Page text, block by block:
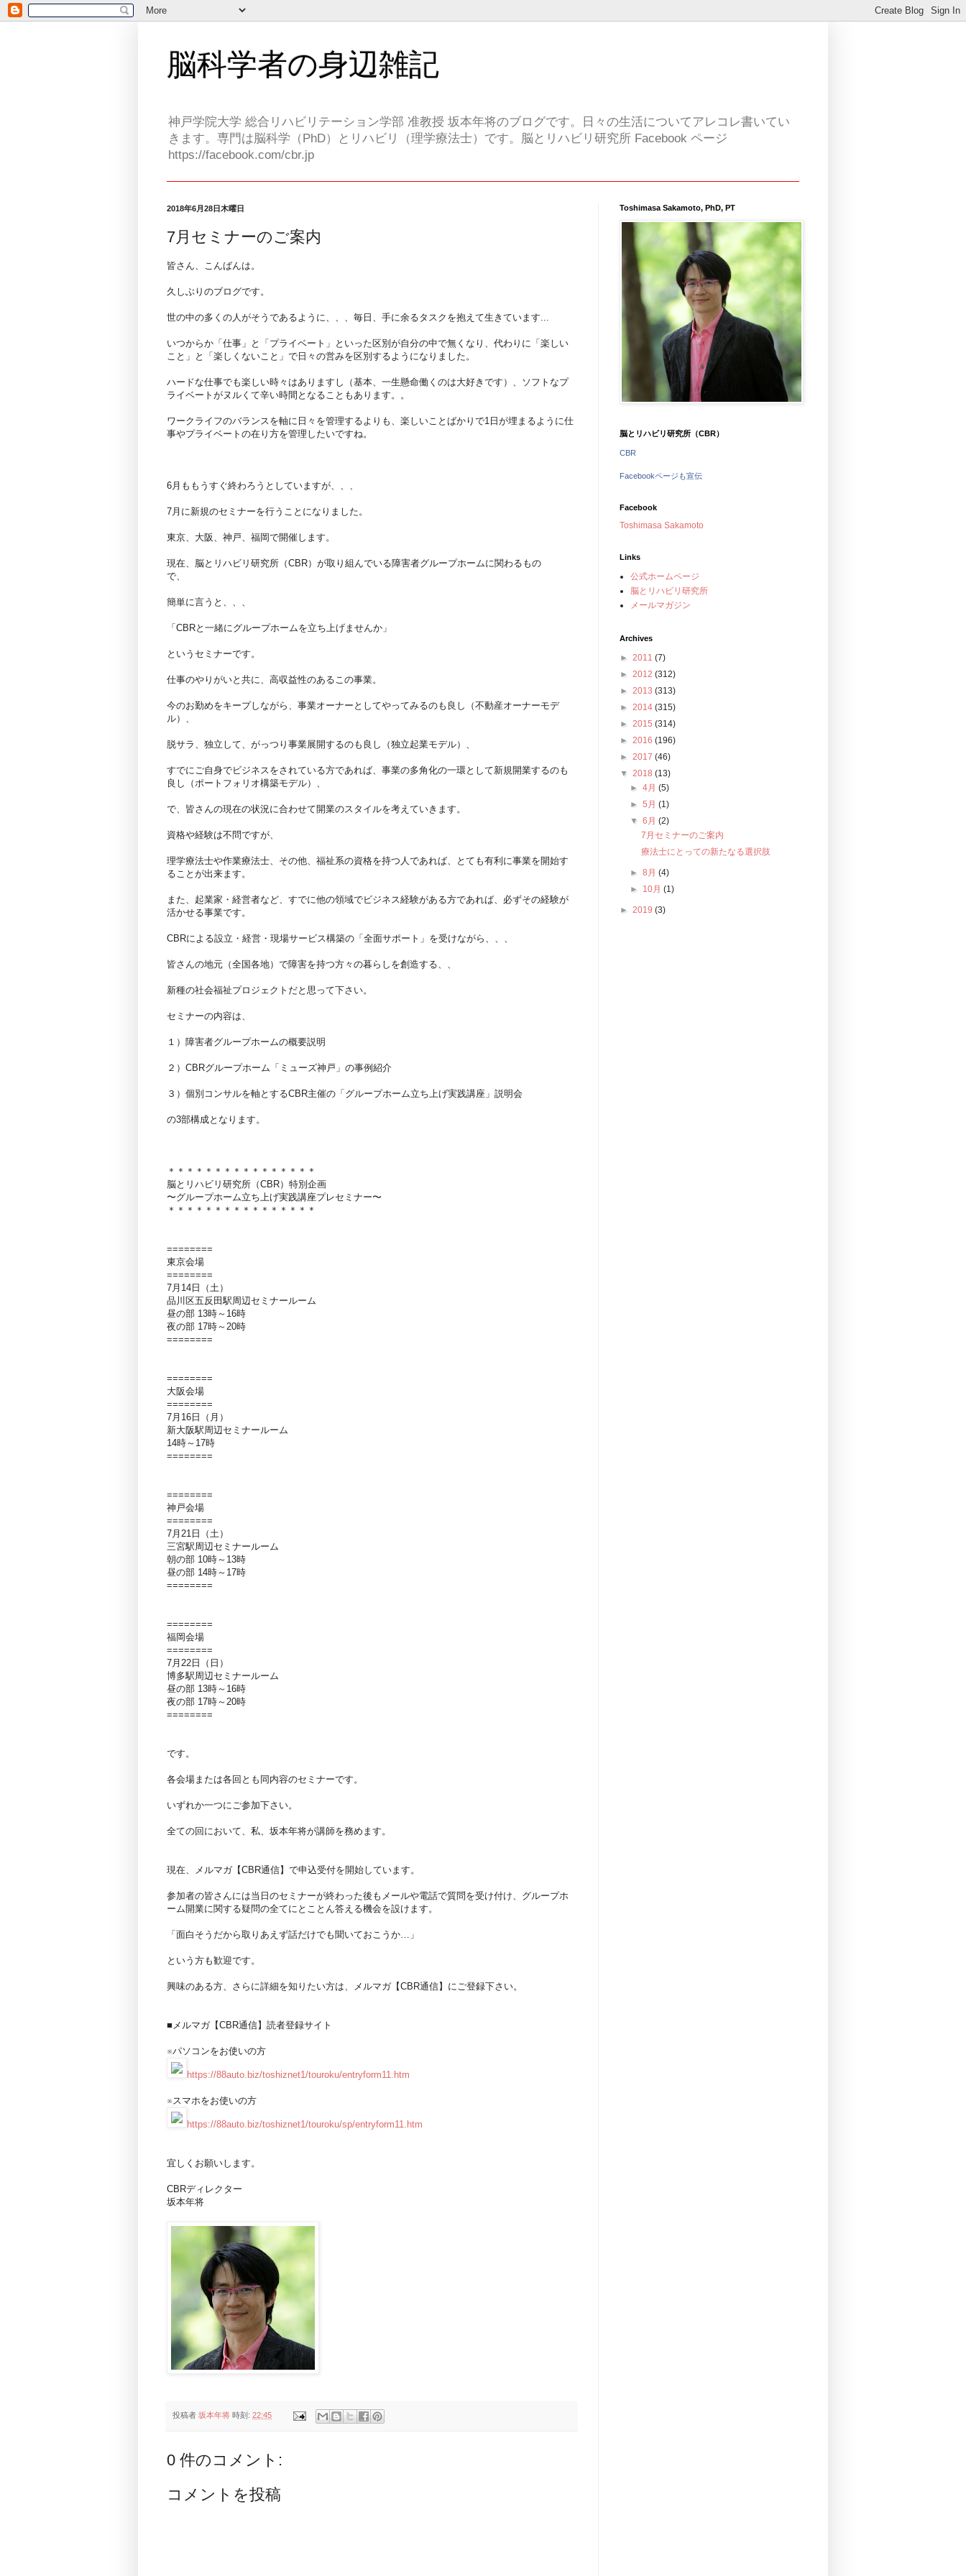
脳科学者の身辺雑記
神戸学院大学 総合リハビリテーション学部 准教授 坂本年将のブログです。日々の生活についてアレコレ書いてい
きます。専門は脳科学（PhD）とリハビリ（理学療法士）です。脳とリハビリ研究所 Facebook ページ
https://facebook.com/cbr.jp
2018年6月28日木曜日
7月セミナーのご案内
皆さん、こんばんは。
久しぶりのブログです。
世の中の多くの人がそうであるように、、、毎日、手に余るタスクを抱えて生きています...
いつからか「仕事」と「プライベート」といった区別が自分の中で無くなり、代わりに「楽しい
こと」と「楽しくないこと」で日々の営みを区別するようになりました。
ハードな仕事でも楽しい時々はありますし（基本、一生懸命働くのは大好きです）、ソフトなプ
ライベートがヌルくて辛い時間となることもあります。。
ワークライフのバランスを軸に日々を管理するよりも、楽しいことばかりで1日が埋まるように仕
事やプライベートの在り方を管理したいですね。
6月ももうすぐ終わろうとしていますが、、、
7月に新規のセミナーを行うことになりました。
東京、大阪、神戸、福岡で開催します。
現在、脳とリハビリ研究所（CBR）が取り組んでいる障害者グループホームに関わるもの
で、
簡単に言うと、、、
「CBRと一緒にグループホームを立ち上げませんか」
というセミナーです。
仕事のやりがいと共に、高収益性のあるこの事業。
今のお勤めをキープしながら、事業オーナーとしてやってみるのも良し（不動産オーナーモデ
ル）、
脱サラ、独立して、がっつり事業展開するのも良し（独立起業モデル）、
すでにご自身でビジネスをされている方であれば、事業の多角化の一環として新規開業するのも
良し（ポートフォリオ構築モデル）、
で、皆さんの現在の状況に合わせて開業のスタイルを考えていきます。
資格や経験は不問ですが、
理学療法士や作業療法士、その他、福祉系の資格を持つ人であれば、とても有利に事業を開始す
ることが出来ます。
また、起業家・経営者など、すでに他の領域でビジネス経験がある方であれば、必ずその経験が
活かせる事業です。
CBRによる設立・経営・現場サービス構築の「全面サポート」を受けながら、、、
皆さんの地元（全国各地）で障害を持つ方々の暮らしを創造する、、
新種の社会福祉プロジェクトだと思って下さい。
セミナーの内容は、
１）障害者グループホームの概要説明
２）CBRグループホーム「ミューズ神戸」の事例紹介
３）個別コンサルを軸とするCBR主催の「グループホーム立ち上げ実践講座」説明会
の3部構成となります。
＊＊＊＊＊＊＊＊＊＊＊＊＊＊＊＊
脳とリハビリ研究所（CBR）特別企画
〜グループホーム立ち上げ実践講座プレセミナー〜
＊＊＊＊＊＊＊＊＊＊＊＊＊＊＊＊
========
東京会場
========
7月14日（土）
品川区五反田駅周辺セミナールーム
昼の部 13時～16時
夜の部 17時～20時
========
========
大阪会場
========
7月16日（月）
新大阪駅周辺セミナールーム
14時～17時
========
========
神戸会場
========
7月21日（土）
三宮駅周辺セミナールーム
朝の部 10時～13時
昼の部 14時～17時
========
========
福岡会場
========
7月22日（日）
博多駅周辺セミナールーム
昼の部 13時～16時
夜の部 17時～20時
========
です。
各会場または各回とも同内容のセミナーです。
いずれか一つにご参加下さい。
全ての回において、私、坂本年将が講師を務めます。
現在、メルマガ【CBR通信】で申込受付を開始しています。
参加者の皆さんには当日のセミナーが終わった後もメールや電話で質問を受け付け、グループホ
ーム開業に関する疑問の全てにとことん答える機会を設けます。
「面白そうだから取りあえず話だけでも聞いておこうか…」
という方も歓迎です。
興味のある方、さらに詳細を知りたい方は、メルマガ【CBR通信】にご登録下さい。
■メルマガ【CBR通信】読者登録サイト
※パソコンをお使いの方
https://88auto.biz/toshiznet1/touroku/entryform11.htm
※スマホをお使いの方
https://88auto.biz/toshiznet1/touroku/sp/entryform11.htm
宜しくお願いします。
CBRディレクター
坂本年将
投稿者 坂本年将 時刻: 22:45
0 件のコメント:
コメントを投稿
Toshimasa Sakamoto, PhD, PT
脳とリハビリ研究所（CBR）
CBR
Facebookページも宣伝
Facebook
Toshimasa Sakamoto
Links
公式ホームページ
脳とリハビリ研究所
メールマガジン
Archives
► 2011 (7)
► 2012 (312)
► 2013 (313)
► 2014 (315)
► 2015 (314)
► 2016 (196)
► 2017 (46)
▼ 2018 (13)
►4月(5)
►5月(1)
▼6月(2)
7月セミナーのご案内
療法士にとっての新たなる選択肢
►8月(4)
► 10月(1)
► 2019 (3)